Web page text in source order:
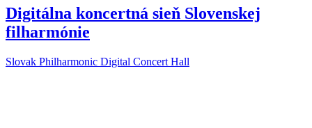
Digitálna koncertná sieň Slovenskej
filharmónie
Slovak Philharmonic Digital Concert Hall